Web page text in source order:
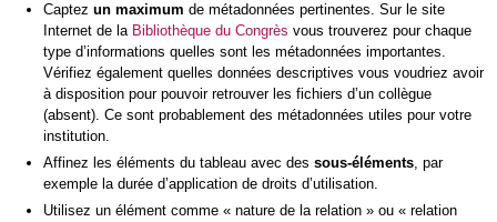
Captez un maximum de métadonnées pertinentes. Sur le site
Internet de la Bibliothèque du Congrès vous trouverez pour chaque
type d’informations quelles sont les métadonnées importantes.
Vérifiez également quelles données descriptives vous voudriez avoir
à disposition pour pouvoir retrouver les fichiers d’un collègue
(absent). Ce sont probablement des métadonnées utiles pour votre
institution.
Affinez les éléments du tableau avec des sous-éléments, par
exemple la durée d’application de droits d’utilisation.
Utilisez un élément comme « nature de la relation » ou « relation